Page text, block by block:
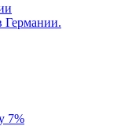
Германии.
7%